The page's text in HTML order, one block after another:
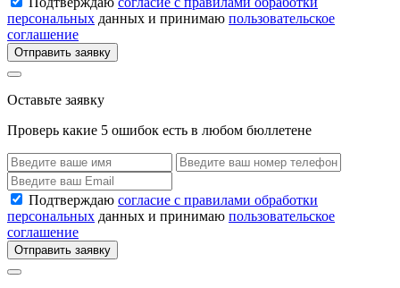
персональных данных и принимаю пользовательское
соглашение
Отправить заявку
Оставьте заявку
Проверь какие 5 ошибок есть в любом бюллетене
Подтверждаю согласие с правилами обработки
персональных данных и принимаю пользовательское
соглашение
Отправить заявку